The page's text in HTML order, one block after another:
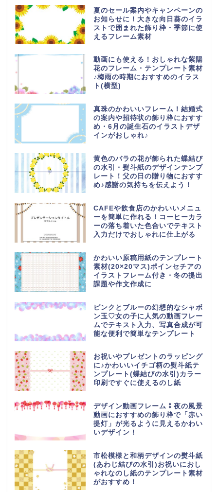
夏のセール案内やキャンペーンの
お知らせに！大きな向日葵のイラ
ストで囲まれた飾り枠・季節に使
えるフレーム素材
動画にも使える！おしゃれな紫陽
花のフレーム・テンプレート素材
♪梅雨の時期におすすめのイラス
ト(横型)
真珠のかわいいフレーム！結婚式
の案内や招待状の飾り枠におすす
め・6月の誕生石のイラストデザ
インがおしゃれ♪
黄色のバラの花が飾られた蝶結び
の水引・熨斗紙のデザインテンプ
レート！父の日の贈り物におすす
め♪感謝の気持ちを伝えよう！
CAFEや飲食店のかわいいメニュ
ーを簡単に作れる！コーヒーカラ
ーの落ち着いた色合いでテキスト
入力だけでおしゃれに仕上がる
かわいい原稿用紙のテンプレート
素材(20×20マス)ポインセチアの
イラストフレーム付き・冬の提出
課題や作文作成に
ピンクとブルーの幻想的なシャボ
ン玉♡女の子に人気の動画フレー
ムでテキスト入力、写真合成が可
能な便利で簡単なテンプレート
お祝いやプレゼントのラッピング
に♪かわいいイチゴ柄の熨斗紙テ
ンプレート(蝶結びの水引)カラー
印刷ですぐに使えるのし紙
デザイン動画フレーム⁑夜の風景
動画におすすめの飾り枠で「赤い
提灯」が光るように見えるかわい
いデザイン！
市松模様と和柄デザインの熨斗紙
(あわじ結びの水引)お祝いにおし
ゃれなのし紙のテンプレート素材
がおすすめ！